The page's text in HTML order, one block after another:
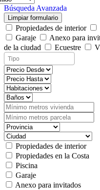
Búsqueda Avanzada
Limpiar formulario
Propiedades de interior
Garaje
Anexo para
de la ciudad
Ecuestre
Propiedades de interior
Propiedades en la Costa
Piscina
Garaje
Anexo para invitados